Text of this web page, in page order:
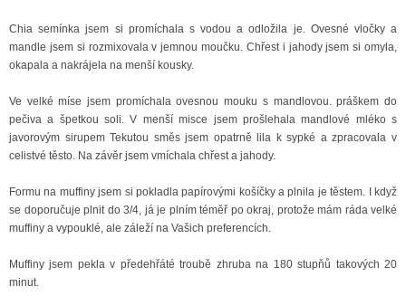
Chia semínka jsem si promíchala s vodou a odložila je. Ovesné vločky a
mandle jsem si rozmixovala v jemnou moučku. Chřest i jahody jsem si omyla,
okapala a nakrájela na menší kousky.
Ve velké míse jsem promíchala ovesnou mouku s mandlovou. práškem do
pečiva a špetkou soli. V menší misce jsem prošlehala mandlové mléko s
javorovým sirupem Tekutou směs jsem opatrně lila k sypké a zpracovala v
celistvé těsto. Na závěr jsem vmíchala chřest a jahody.
Formu na muffiny jsem si pokladla papírovými košíčky a plnila je těstem. I když
se doporučuje plnit do 3/4, já je plním téměř po okraj, protože mám ráda velké
muffiny a vypouklé, ale záleží na Vašich preferencích.
Muffiny jsem pekla v předehřáté troubě zhruba na 180 stupňů takových 20
minut.